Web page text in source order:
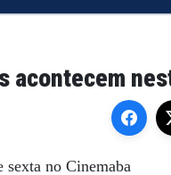
acontecem
no Cinemaba